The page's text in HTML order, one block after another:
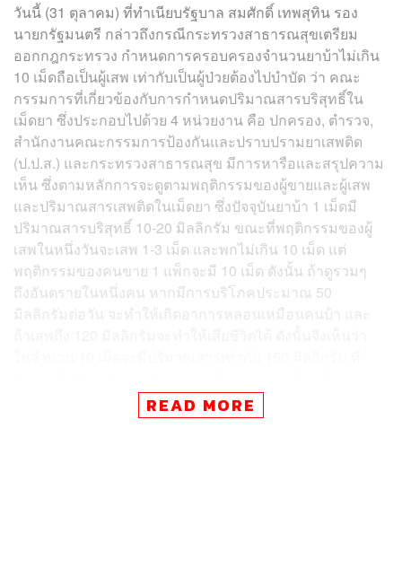
วันนี้ (31 ตุลาคม) ที่ทำเนียบรัฐบาล สมศักดิ์ เทพสุทิน รอง
นายกรัฐมนตรี กล่าวถึงกรณีกระทรวงสาธารณสุขเตรียม
ออกกฎกระทรวง กำหนดการครอบครองจำนวนยาบ้าไม่เกิน
10 เม็ดถือเป็นผู้เสพ เท่ากับเป็นผู้ป่วยต้องไปบำบัด ว่า คณะ
กรรมการที่เกี่ยวข้องกับการกำหนดปริมาณสารบริสุทธิ์ใน
เม็ดยา ซึ่งประกอบไปด้วย 4 หน่วยงาน คือ ปกครอง, ตำรวจ,
สำนักงานคณะกรรมการป้องกันและปราบปรามยาเสพติด
(ป.ป.ส.) และกระทรวงสาธารณสุข มีการหารือและสรุปความ
เห็น ซึ่งตามหลักการจะดูตามพฤติกรรมของผู้ขายและผู้เสพ
และปริมาณสารเสพติดในเม็ดยา ซึ่งปัจจุบันยาบ้า 1 เม็ดมี
ปริมาณสารบริสุทธิ์ 10-20 มิลลิกรัม ขณะที่พฤติกรรมของผู้
เสพในหนึ่งวันจะเสพ 1-3 เม็ด และพกไม่เกิน 10 เม็ด แต่
พฤติกรรมของคนขาย 1 แพ็กจะมี 10 เม็ด ดังนั้น ถ้าดูรวมๆ
ถึงอันตรายในหนึ่งคน หากมีการบริโภคประมาณ 50
มิลลิกรัมต่อวัน จะทำให้เกิดอาการหลอนเหมือนคนบ้า และ
อยู่ที่ประมาณ 10 เม็ด ดังนั้นจึงส่งข้อสรุปให้กระทรวง
สาธารณสุขนำไปสู่การประกาศ ในส่วนของ ป.ป.ส. ไม่ได้มี
READ MORE